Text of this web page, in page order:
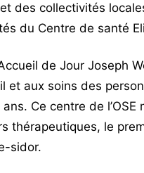
des collectivités
du Centre de santé
de Jour Joseph
et aux soins des
Ce centre de
thérapeutiques, le
sidor.